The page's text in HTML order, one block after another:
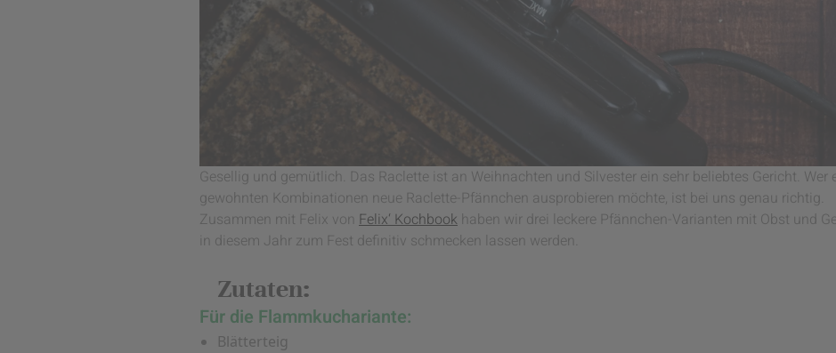
Gesellig und gemütlich. Das Raclette ist an Weihnachten und Silvester ein sehr beliebtes Gericht. Wer
gewohnten Kombinationen neue Raclette-Pfännchen ausprobieren möchte, ist bei uns genau richtig.
Zusammen mit Felix von Felix‘ Kochbook haben wir drei leckere Pfännchen-Varianten mit Obst und
in diesem Jahr zum Fest definitiv schmecken lassen werden.
Zutaten:
Für die Flammkuchariante:
Blätterteig